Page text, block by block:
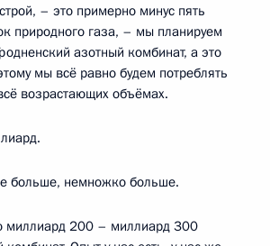
– это примерно минус пять
природного газа, – мы планируем
азотный комбинат, а это
мы всё равно будем потреблять
возрастающих объёмах.
больше, немножко больше.
миллиард 200 – миллиард 300